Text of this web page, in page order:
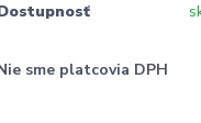
sme platcovia DPH